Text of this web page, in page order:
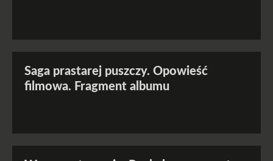
Saga prastarej puszczy. Opowieść
filmowa. Fragment albumu